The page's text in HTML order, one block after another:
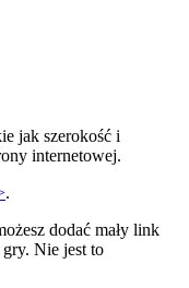
jak szerokość i
internetowej.
.
dodać mały link
Nie jest to